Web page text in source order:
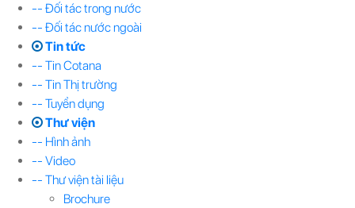
-- Đối tác trong nước
-- Đối tác nước ngoài
Tin tức
-- Tin Cotana
-- Tin Thị trường
-- Tuyển dụng
Thư viện
-- Hình ảnh
-- Video
-- Thư viện tài liệu
Brochure